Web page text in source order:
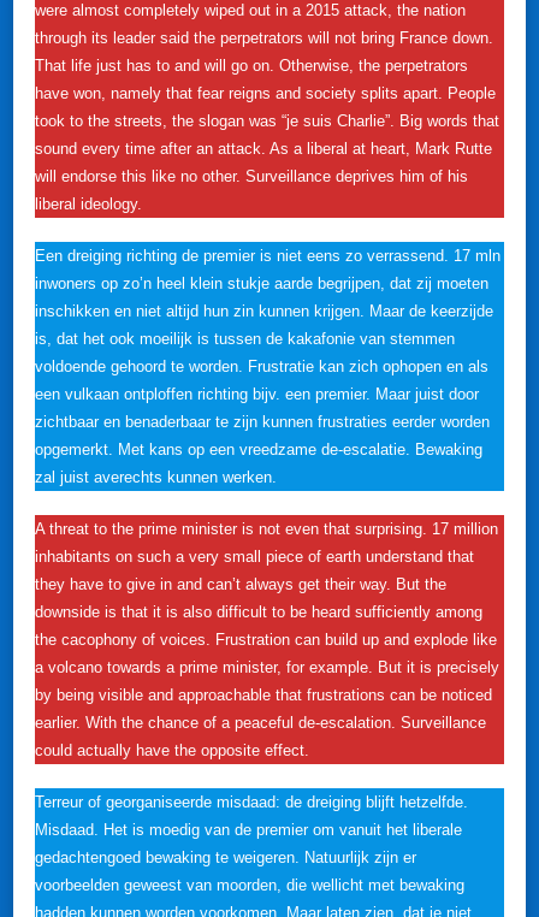
were almost completely wiped out in a 2015 attack, the nation
through its leader said the perpetrators will not bring France down.
That life just has to and will go on. Otherwise, the perpetrators
have won, namely that fear reigns and society splits apart. People
took to the streets, the slogan was “je suis Charlie”. Big words that
sound every time after an attack. As a liberal at heart, Mark Rutte
will endorse this like no other. Surveillance deprives him of his
liberal ideology.
Een dreiging richting de premier is niet eens zo verrassend. 17 mln
inwoners op zo’n heel klein stukje aarde begrijpen, dat zij moeten
inschikken en niet altijd hun zin kunnen krijgen. Maar de keerzijde
is, dat het ook moeilijk is tussen de kakafonie van stemmen
voldoende gehoord te worden. Frustratie kan zich ophopen en als
een vulkaan ontploffen richting bijv. een premier. Maar juist door
zichtbaar en benaderbaar te zijn kunnen frustraties eerder worden
opgemerkt. Met kans op een vreedzame de-escalatie. Bewaking
zal juist averechts kunnen werken.
A threat to the prime minister is not even that surprising. 17 million
inhabitants on such a very small piece of earth understand that
they have to give in and can’t always get their way. But the
downside is that it is also difficult to be heard sufficiently among
the cacophony of voices. Frustration can build up and explode like
a volcano towards a prime minister, for example. But it is precisely
by being visible and approachable that frustrations can be noticed
earlier. With the chance of a peaceful de-escalation. Surveillance
could actually have the opposite effect.
Terreur of georganiseerde misdaad: de dreiging blijft hetzelfde.
Misdaad. Het is moedig van de premier om vanuit het liberale
gedachtengoed bewaking te weigeren. Natuurlijk zijn er
voorbeelden geweest van moorden, die wellicht met bewaking
hadden kunnen worden voorkomen. Maar laten zien, dat je niet